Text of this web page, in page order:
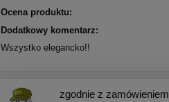
Ocena produktu:
Dodatkowy komentarz:
Wszystko elegancko!!
zgodnie z zamówieniem